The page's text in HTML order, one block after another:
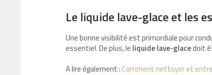
Le liquide lave-glace et les
Une bonne visibilité est primordiale pour
essentiel. De plus, le liquide lave-glacedoit
A lire également : Comment nettoyer et